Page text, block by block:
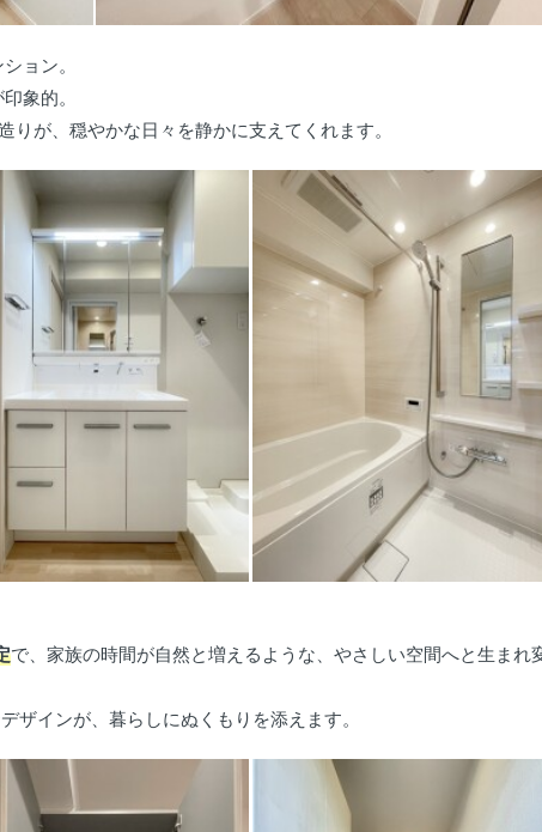
ョン。
象的。
が、穏やかな日々を静かに支えてくれます。
で、家族の時間が自然と増えるような、やさしい空間へと生まれ
ザインが、暮らしにぬくもりを添えます。